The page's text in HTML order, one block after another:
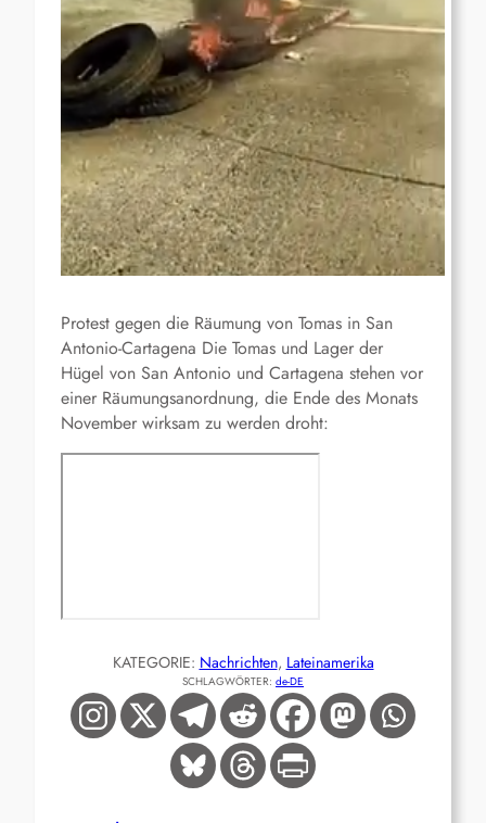
Protest gegen die Räumung von Tomas in San
Antonio-Cartagena Die Tomas und Lager der
Hügel von San Antonio und Cartagena stehen vor
einer Räumungsanordnung, die Ende des Monats
November wirksam zu werden droht:
KATEGORIE: Nachrichten, Lateinamerika
SCHLAGWÖRTER: de-DE